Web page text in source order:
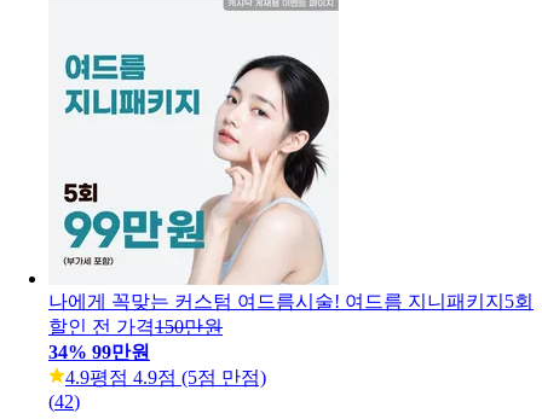
나에게 꼭맞는 커스텀 여드름시술! 여드름 지니패키지5회
할인 전 가격150만원
34% 99만원
4.9평점 4.9점 (5점 만점)
(42)